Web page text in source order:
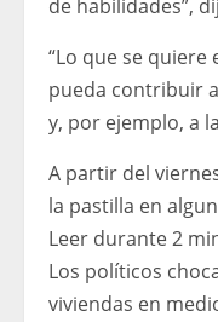
de habilidades”,
“Lo que se quiere
pueda contribuir
y, por ejemplo, a
A partir del
la pastilla en
Leer durante 2
Los políticos
viviendas en